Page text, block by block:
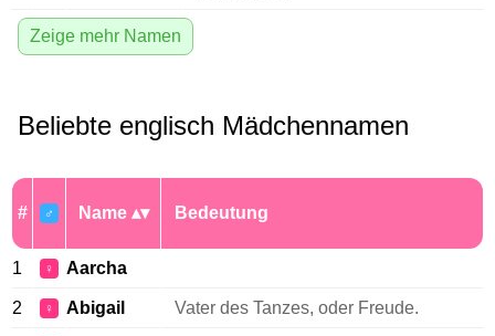
Zeige mehr Namen
Beliebte englisch Mädchennamen
# ♂ Name Bedeutung
1 ♀ Aarcha
2 ♀ Abigail Vater des Tanzes, oder Freude.